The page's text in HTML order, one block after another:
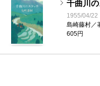
千曲川
1955/04/22
島崎藤村／
605円